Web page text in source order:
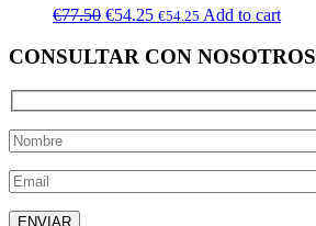
€77.50 €54.25 €54.25 Add to cart
CONSULTAR CON NOSOTROS
Deja este campo vacío.